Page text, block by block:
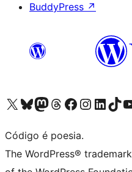
BuddyPress ↗
Visite a nossa conta X (antigo Twitter)
Visit our Bluesky account
Visit our Mastodon account
Visit our Threads account
Visite a nossa página do Facebook
Visite a nossa conta no
Visite a nossa conta
Visit our
Código é poesia.
The WordPress®